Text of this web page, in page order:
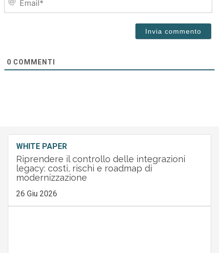
0 COMMENTI
WHITE PAPER
Riprendere il controllo delle integrazioni
legacy: costi, rischi e roadmap di
modernizzazione
26 Giu 2026